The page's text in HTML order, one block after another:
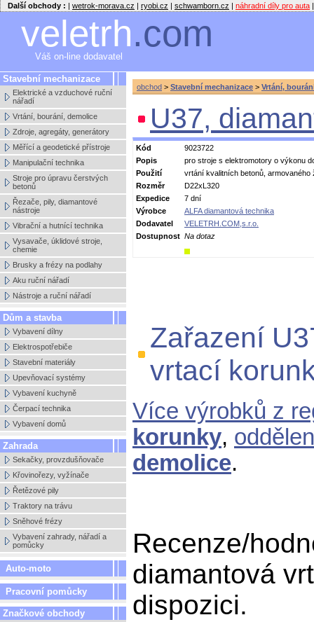
Další obchody : | wetrok-morava.cz | ryobi.cz | schwamborn.cz | náhradní díly pro auta |
veletrh.com
Váš on-line dodavatel
Stavební mechanizace
Elektrické a vzduchové ruční
nářadí
Vrtání, bourání, demolice
Zdroje, agregáty, generátory
Měřící a geodetické přístroje
Manipulační technika
Stroje pro úpravu čerstvých
betonů
Řezače, pily, diamantové
nástroje
Vibrační a hutnící technika
Vysavače, úklidové stroje,
chemie
Brusky a frézy na podlahy
Aku ruční nářadí
Nástroje a ruční nářadí
Dům a stavba
Vybavení dílny
Elektrospotřebiče
Stavební materiály
Upevňovací systémy
Vybavení kuchyně
Čerpací technika
Vybavení domů
Zahrada
Sekačky, provzdušňovače
Křovinořezy, vyžínače
Řetězové pily
Traktory na trávu
Sněhové frézy
Vybavení zahrady, nářadí a
pomůcky
Auto-moto
Pracovní pomůcky
Značkové obchody
obchod > Stavební mechanizace > Vrtání,
U37,
Kód
9023722
Popis
pro stroje s elektromotory o výkonu
Použití
vrtání kvalitních betonů,
Rozměr
D22xL320
Expedice
7 dní
Výrobce
ALFA diamantová technika
Dodavatel
VELETRH.COM,s.r.o.
Dostupnost Na dotaz
Zařazení
vrtací
Více výrobků z
korunky,
demolice.
Recenze/
diamantová
dispozici.